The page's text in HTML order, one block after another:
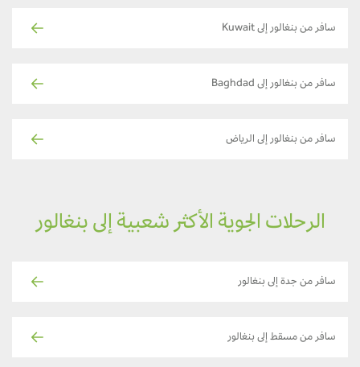
سافر من بنغالور إلى Kuwait
سافر من بنغالور إلى Baghdad
سافر من بنغالور إلى الرياض
الرحلات الجوية الأكثر شعبية إلى بنغالور
سافر من جدة إلى بنغالور
سافر من مسقط إلى بنغالور